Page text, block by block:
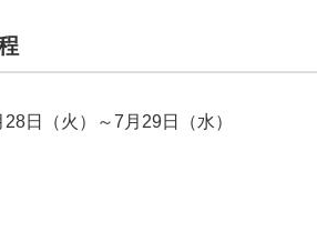
日（火）～7月29日（水）